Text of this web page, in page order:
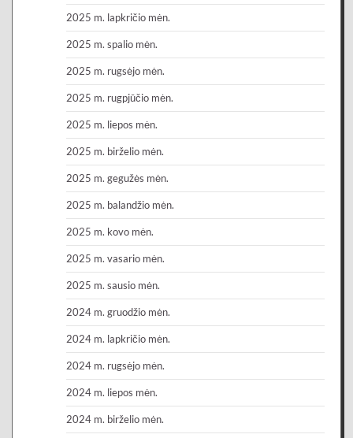
2025 m. lapkričio mėn.
2025 m. spalio mėn.
2025 m. rugsėjo mėn.
2025 m. rugpjūčio mėn.
2025 m. liepos mėn.
2025 m. birželio mėn.
2025 m. gegužės mėn.
2025 m. balandžio mėn.
2025 m. kovo mėn.
2025 m. vasario mėn.
2025 m. sausio mėn.
2024 m. gruodžio mėn.
2024 m. lapkričio mėn.
2024 m. rugsėjo mėn.
2024 m. liepos mėn.
2024 m. birželio mėn.